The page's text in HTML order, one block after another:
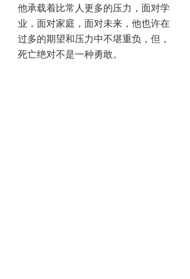
他承载着比常人更多的压力，面对学
业，面对家庭，面对未来，他也许在
过多的期望和压力中不堪重负，但，
死亡绝对不是一种勇敢。